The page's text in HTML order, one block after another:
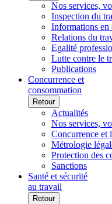
Nos services,
Inspection du
Informations
Relations du
Egalité
Lutte contre le
Publications
Concurrence et
consommation
Retour
Actualités
Nos services,
Concurrence et
Métrologie
Protection des
Sanctions
Santé et sécurité
au travail
Retour